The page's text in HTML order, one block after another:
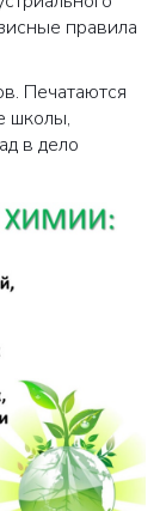
правила
Печатаются
школы,
в дело